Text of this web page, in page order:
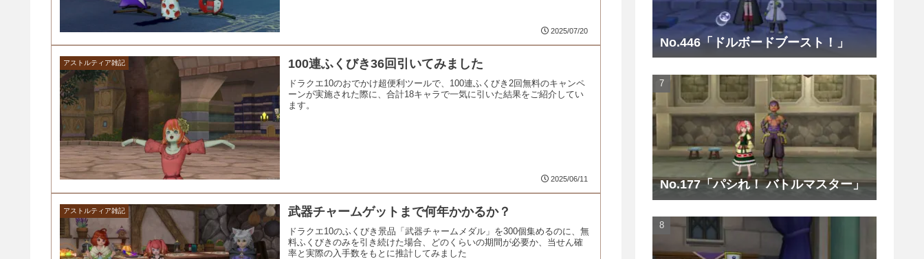
2025/07/20
アストルティア雑記 100連ふくびき36回引いてみました
ドラクエ10のおでかけ超便利ツールで、100連ふくびき2回無料のキャンペ
ーンが実施された際に、合計18キャラで一気に引いた結果をご紹介してい
ます。
2025/06/11
アストルティア雑記 武器チャームゲットまで何年かかるか？
ドラクエ10のふくびき景品「武器チャームメダル」を300個集めるのに、無
料ふくびきのみを引き続けた場合、どのくらいの期間が必要か、当せん確
率と実際の入手数をもとに推計してみました
No.446「ドルボードブースト！」
No.177「パシれ！ バトルマスター」